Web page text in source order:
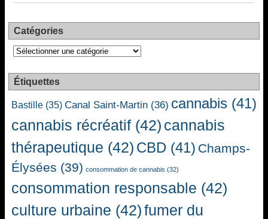
Catégories
Catégories
Étiquettes
Bastille (35) Canal Saint-Martin (36) cannabis (41)
cannabis récréatif (42) cannabis
thérapeutique (42) CBD (41) Champs-
Élysées (39) consommation de cannabis (32)
consommation responsable (42)
culture urbaine (42)fumer du